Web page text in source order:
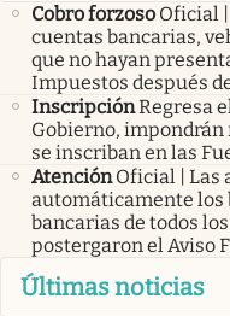
Cobro forzoso Oficial
cuentas bancarias,
que no hayan
Impuestos después
InscripciónRegresa
Gobierno, impondrán
se inscriban en las
Atención Oficial | Las
automáticamente los
bancarias de todos
postergaron el Aviso
Últimas noticias